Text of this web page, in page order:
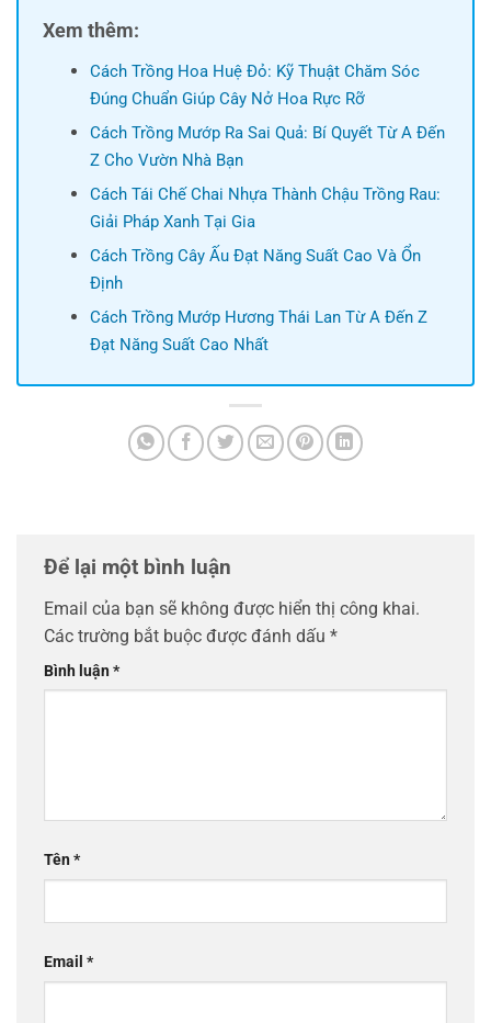
Xem thêm:
Cách Trồng Hoa Huệ Đỏ: Kỹ Thuật Chăm Sóc
Đúng Chuẩn Giúp Cây Nở Hoa Rực Rỡ
Cách Trồng Mướp Ra Sai Quả: Bí Quyết Từ A Đến
Z Cho Vườn Nhà Bạn
Cách Tái Chế Chai Nhựa Thành Chậu Trồng Rau:
Giải Pháp Xanh Tại Gia
Cách Trồng Cây Ấu Đạt Năng Suất Cao Và Ổn
Định
Cách Trồng Mướp Hương Thái Lan Từ A Đến Z
Đạt Năng Suất Cao Nhất
Để lại một bình luận
Email của bạn sẽ không được hiển thị công khai.
Các trường bắt buộc được đánh dấu *
Bình luận*
Tên*
Email *